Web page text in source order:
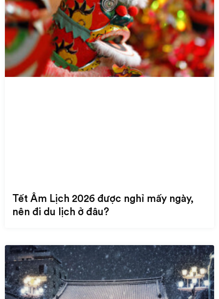
Tết Âm Lịch 2026 được nghỉ mấy ngày,
nên đi du lịch ở đâu?